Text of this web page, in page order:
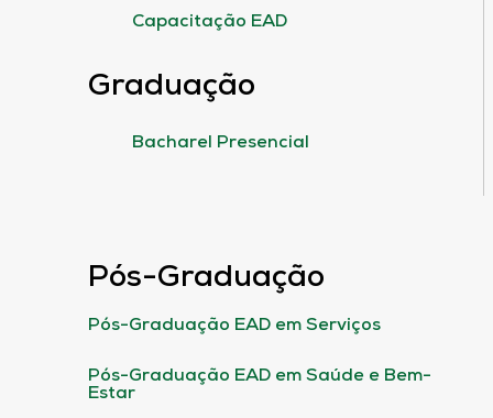
Capacitação EAD
Graduação
Bacharel Presencial
Pós-Graduação
Pós-Graduação EAD em Serviços
Pós-Graduação EAD em Saúde e Bem-
Estar